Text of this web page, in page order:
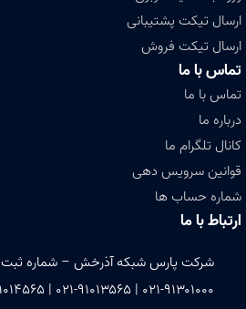
ارسال تیکت پشتیبانی
ارسال تیکت فروش
تماس با ما
تماس با ما
درباره ما
کانال تلگرام ما
قوانین سرویس دهی
شماره حساب ها
ارتباط با ما
شرکت پارس شبکه آذرخش – شماره ثبت ۵۸۰۷
۰۲۱-۹۱۳۰۱۰۰۰ | ۰۲۱-۹۱۰۱۳۵۶۵ | ۰۲۱-۹۱۰۱۴۵۶۵